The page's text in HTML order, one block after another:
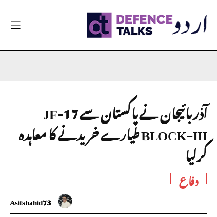
آذربائیجان نے پاکستان سے JF-17
BLOCK-III طیارے خریدنے کا معاہدہ
کرلیا
دفاع
Asifshahid73